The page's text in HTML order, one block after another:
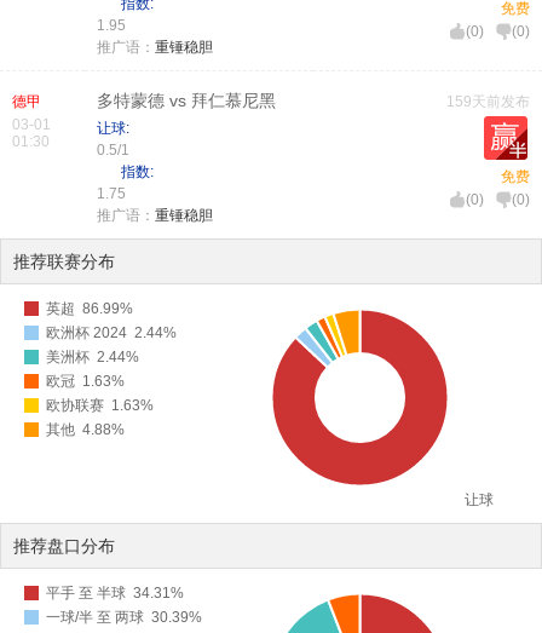
指数:
1.95
推广语： 重锤稳胆
免费
(0) (0)
德甲
03-01
01:30
多特蒙德 vs 拜仁慕尼黑
让球:
0.5/1
指数:
1.75
推广语： 重锤稳胆
159天前发布
免费
(0) (0)
推荐联赛分布
英超 86.99%
欧洲杯 2024 2.44%
美洲杯 2.44%
欧冠 1.63%
欧协联赛 1.63%
其他 4.88%
让球
推荐盘口分布
平手 至 半球 34.31%
一球/半 至 两球 30.39%